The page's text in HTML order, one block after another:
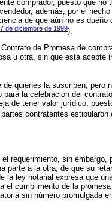
comprador, puesto que no
además, por el
de que aún no es dueño
de diciembre de 1999).
de Promesa de
u otra, sin que esta acepte
quienes la suscriben, pero
la celebración del
de tener valor jurídico,
contratantes estipularon
requerimiento, sin embargo,
parte a la otra, de que su
la ley notarial expresa que
el cumplimento de la
sin número promulgada